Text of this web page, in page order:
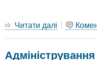
Читати далі про
Docker